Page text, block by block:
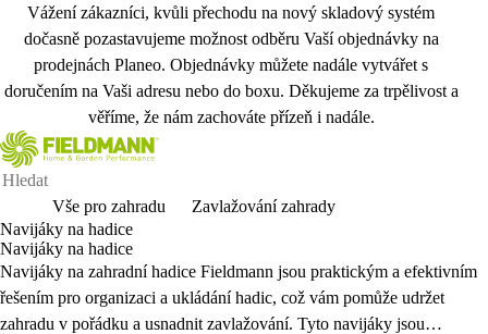
Vážení zákazníci, kvůli přechodu na nový skladový systém
dočasně pozastavujeme možnost odběru Vaší objednávky na
prodejnách Planeo. Objednávky můžete nadále vytvářet s
doručením na Vaši adresu nebo do boxu. Děkujeme za trpělivost a
věříme, že nám zachováte přízeň i nadále.
Vše pro zahradu
Zavlažování zahrady
Navijáky na hadice
Navijáky na hadice
Navijáky na zahradní hadice Fieldmann jsou praktickým a efektivním
řešením pro organizaci a ukládání hadic, což vám pomůže udržet
zahradu v pořádku a usnadnit zavlažování. Tyto navijáky jsou